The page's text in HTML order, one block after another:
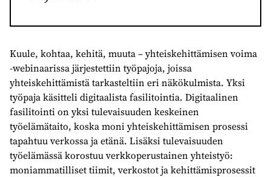
Kuule, kohtaa, kehitä, muuta – yhteiskehittämisen voima
-webinaarissa järjestettiin työpajoja, joissa
yhteiskehittämistä tarkasteltiin eri näkökulmista. Yksi
työpaja käsitteli digitaalista fasilitointia. Digitaalinen
fasilitointi on yksi tulevaisuuden keskeinen
työelämätaito, koska moni yhteiskehittämisen prosessi
tapahtuu verkossa ja etänä. Lisäksi tulevaisuuden
työelämässä korostuu verkkoperustainen yhteistyö:
moniammatilliset tiimit, verkostot ja kehittämisprosessit